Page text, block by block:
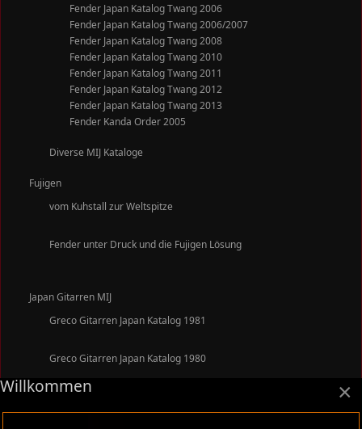
Fender Japan Katalog Twang 2006
Fender Japan Katalog Twang 2006/2007
Fender Japan Katalog Twang 2008
Fender Japan Katalog Twang 2010
Fender Japan Katalog Twang 2011
Fender Japan Katalog Twang 2012
Fender Japan Katalog Twang 2013
Fender Kanda Order 2005
Diverse MIJ Kataloge
Fujigen
vom Kuhstall zur Weltspitze
Fender unter Druck und die Fujigen Lösung
Japan Gitarren MIJ
Greco Gitarren Japan Katalog 1981
Greco Gitarren Japan Katalog 1980
Greco Gitarren Japan Katalog 1979
Greco Gitarren Japan Katalog 1977
×
Willkommen